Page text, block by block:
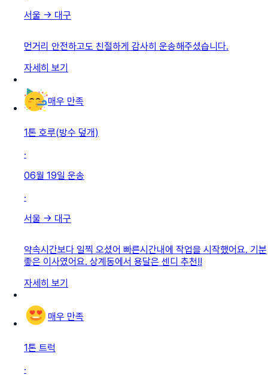
서울 → 대구
먼거리 안전하고도 친절하게 감사히 운송해주셨습니다.
자세히 보기
매우 만족
1톤 호루(방수 덮개)
·
06월 19일 운송
·
서울 → 대구
약속시간보다 일찍 오셨어 빠른시간내에 작업을 시작했어요. 기분
좋은 이사였어요. 상계동에서 용달은 센디 추천!!
자세히 보기
매우 만족
1톤 트럭
·